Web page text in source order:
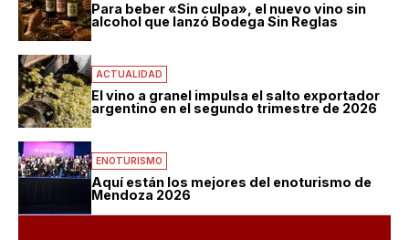
Para beber «Sin culpa», el nuevo vino sin
alcohol que lanzó Bodega Sin Reglas
ACTUALIDAD
El vino a granel impulsa el salto exportador
argentino en el segundo trimestre de 2026
ENOTURISMO
Aquí están los mejores del enoturismo de
Mendoza 2026